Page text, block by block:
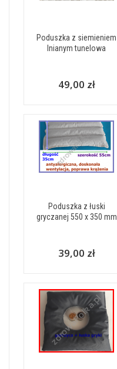
Poduszka z siemieniem
lnianym tunelowa
49,00 zł
Poduszka z łuski
gryczanej 550 x 350 mm
39,00 zł